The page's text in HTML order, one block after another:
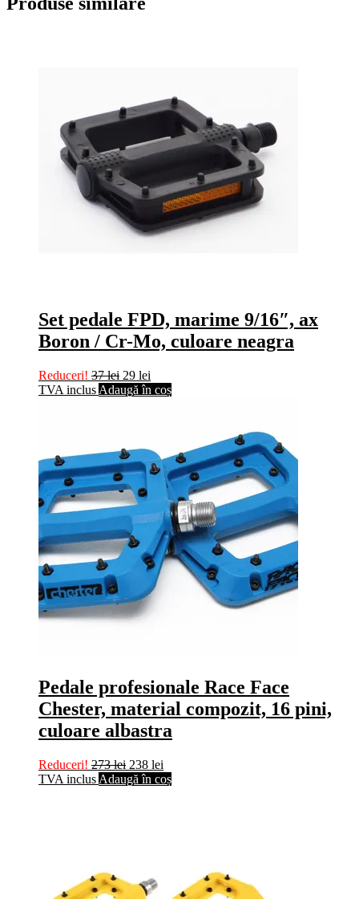
Set pedale FPD, marime 9/16″, ax
Boron / Cr-Mo, culoare neagra
Reduceri! 37lei 29 lei
TVA inclus Adaugă în coș
Pedale profesionale Race Face
Chester, material compozit, 16 pini,
culoare albastra
Reduceri! 273lei 238 lei
TVA inclus Adaugă în coș